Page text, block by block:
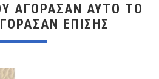
ΑΓΌΡΑΣΑΝ ΑΥΤΌ ΤΟ
ΕΠΊΣΗΣ